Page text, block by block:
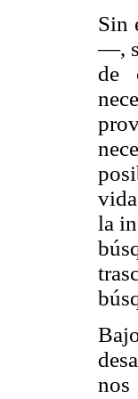
Sin
—,
de
la
nos